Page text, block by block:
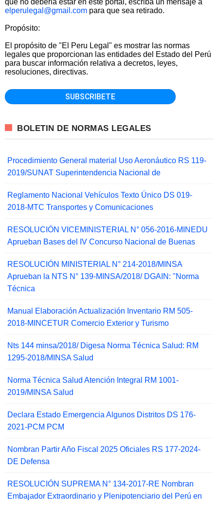
elperulegal@gmail.com para que sea retirado.
Propósito:
El propósito de "El Peru Legal" es mostrar las normas
legales que proporcionan las entidades del Estado del Perú
para buscar información relativa a decretos, leyes,
resoluciones, directivas.
BOLETIN DE NORMAS LEGALES
Procedimiento General material Uso Aeronáutico RS 119-
2019/SUNAT Superintendencia Nacional de
Reglamento Nacional Vehículos Texto Único DS 019-
2018-MTC Transportes y Comunicaciones
RESOLUCIÓN VICEMINISTERIAL N° 056-2016-MINEDU
Aprueban Bases del IV Concurso Nacional de Buenas
RESOLUCIÓN MINISTERIAL N° 214-2018/MINSA
Aprueban la NTS N° 139-MINSA/2018/ DGAIN: "Norma
Técnica
Manual Elaboración Actualización Inventario RM 505-
2018-MINCETUR Comercio Exterior y Turismo
Nts 144 minsa/2018/ Digesa Norma Técnica Salud: RM
1295-2018/MINSA Salud
Norma Técnica Salud Atención Integral RM 1001-
2019/MINSA Salud
Declara Estado Emergencia Algunos Distritos DS 176-
2021-PCM PCM
Nombran Partir Año Fiscal 2025 Oficiales RS 177-2024-
DE Defensa
RESOLUCIÓN SUPREMA N° 134-2017-RE Nombran
Embajador Extraordinario y Plenipotenciario del Perú en